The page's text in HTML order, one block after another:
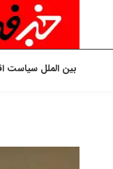
بین الملل سیاست